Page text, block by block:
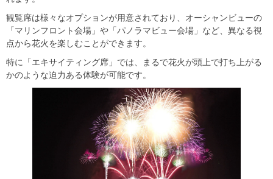
観覧席は様々なオプションが用意されており、オーシャンビューの
「マリンフロント会場」や「パノラマビュー会場」など、異なる視
点から花火を楽しむことができます。
特に「エキサイティング席」では、まるで花火が頭上で打ち上がる
かのような迫力ある体験が可能です。